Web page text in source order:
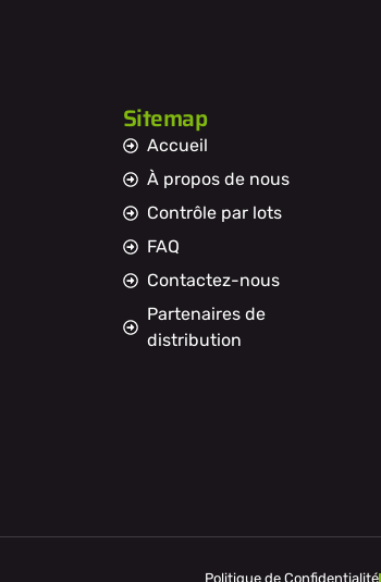
Sitemap
Accueil
À propos de nous
Contrôle par lots
FAQ
Contactez-nous
Partenaires de
distribution
Politique de Confidentialité